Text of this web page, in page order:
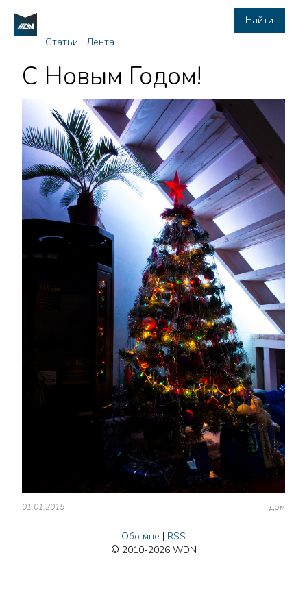
Найти
Статьи
Лента
C Новым Годом!
01.01.2015 дом
Обо мне | RSS
© 2010-2026 WDN